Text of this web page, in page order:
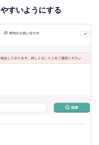
すいようにする